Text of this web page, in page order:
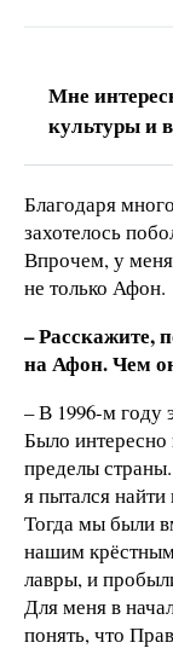
Мне
культуры и
Благодаря
захотелось
Впрочем, у меня
не только Афон.
– Расскажите,
на Афон. Чем
– В 1996-м году
Было интересно
пределы
я пытался
Тогда мы были
нашим
лавры, и
Для меня в
понять, что